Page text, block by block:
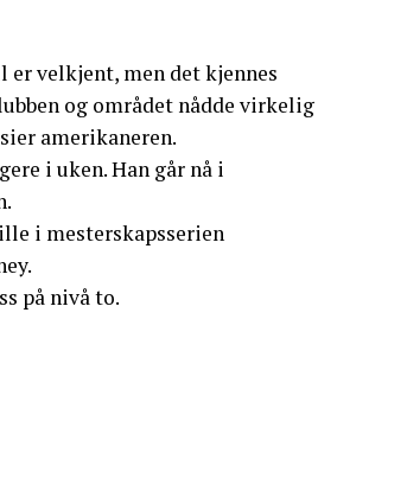
velkjent, men det kjennes
og området nådde virkelig
amerikaneren.
i uken. Han går nå i
i mesterskapsserien
på nivå to.